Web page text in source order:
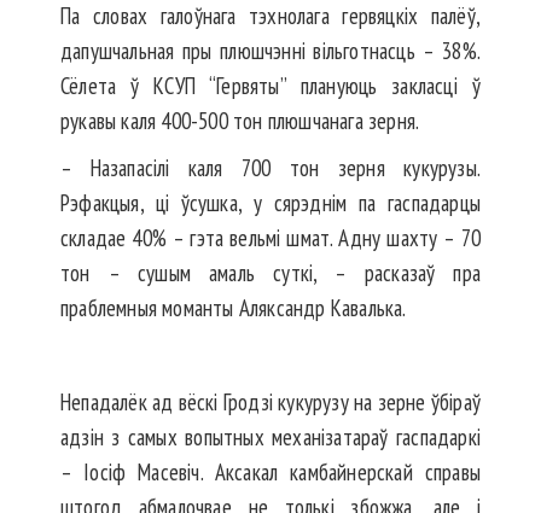
Па словах галоўнага тэхнолага гервяцкіх палёў,
дапушчальная пры плюшчэнні вільготнасць – 38%.
Сёлета ў КСУП “Гервяты” плануюць закласці ў
рукавы каля 400-500 тон плюшчанага зерня.
– Назапасілі каля 700 тон зерня кукурузы.
Рэфакцыя, ці ўсушка, у сярэднім па гаспадарцы
складае 40% – гэта вельмі шмат. Адну шахту – 70
тон – сушым амаль суткі, – расказаў пра
праблемныя моманты Аляксандр Кавалька.
Непадалёк ад вёскі Гродзі кукурузу на зерне ўбіраў
адзін з самых вопытных механізатараў гаспадаркі
– Іосіф Масевіч. Аксакал камбайнерскай справы